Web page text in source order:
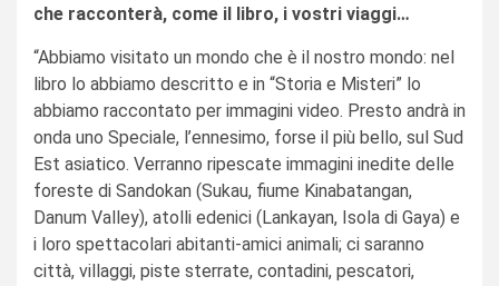
che racconterà, come il libro, i vostri viaggi…
“Abbiamo visitato un mondo che è il nostro mondo: nel
libro lo abbiamo descritto e in “Storia e Misteri” lo
abbiamo raccontato per immagini video. Presto andrà in
onda uno Speciale, l’ennesimo, forse il più bello, sul Sud
Est asiatico. Verranno ripescate immagini inedite delle
foreste di Sandokan (Sukau, fiume Kinabatangan,
Danum Valley), atolli edenici (Lankayan, Isola di Gaya) e
i loro spettacolari abitanti-amici animali; ci saranno
città, villaggi, piste sterrate, contadini, pescatori,